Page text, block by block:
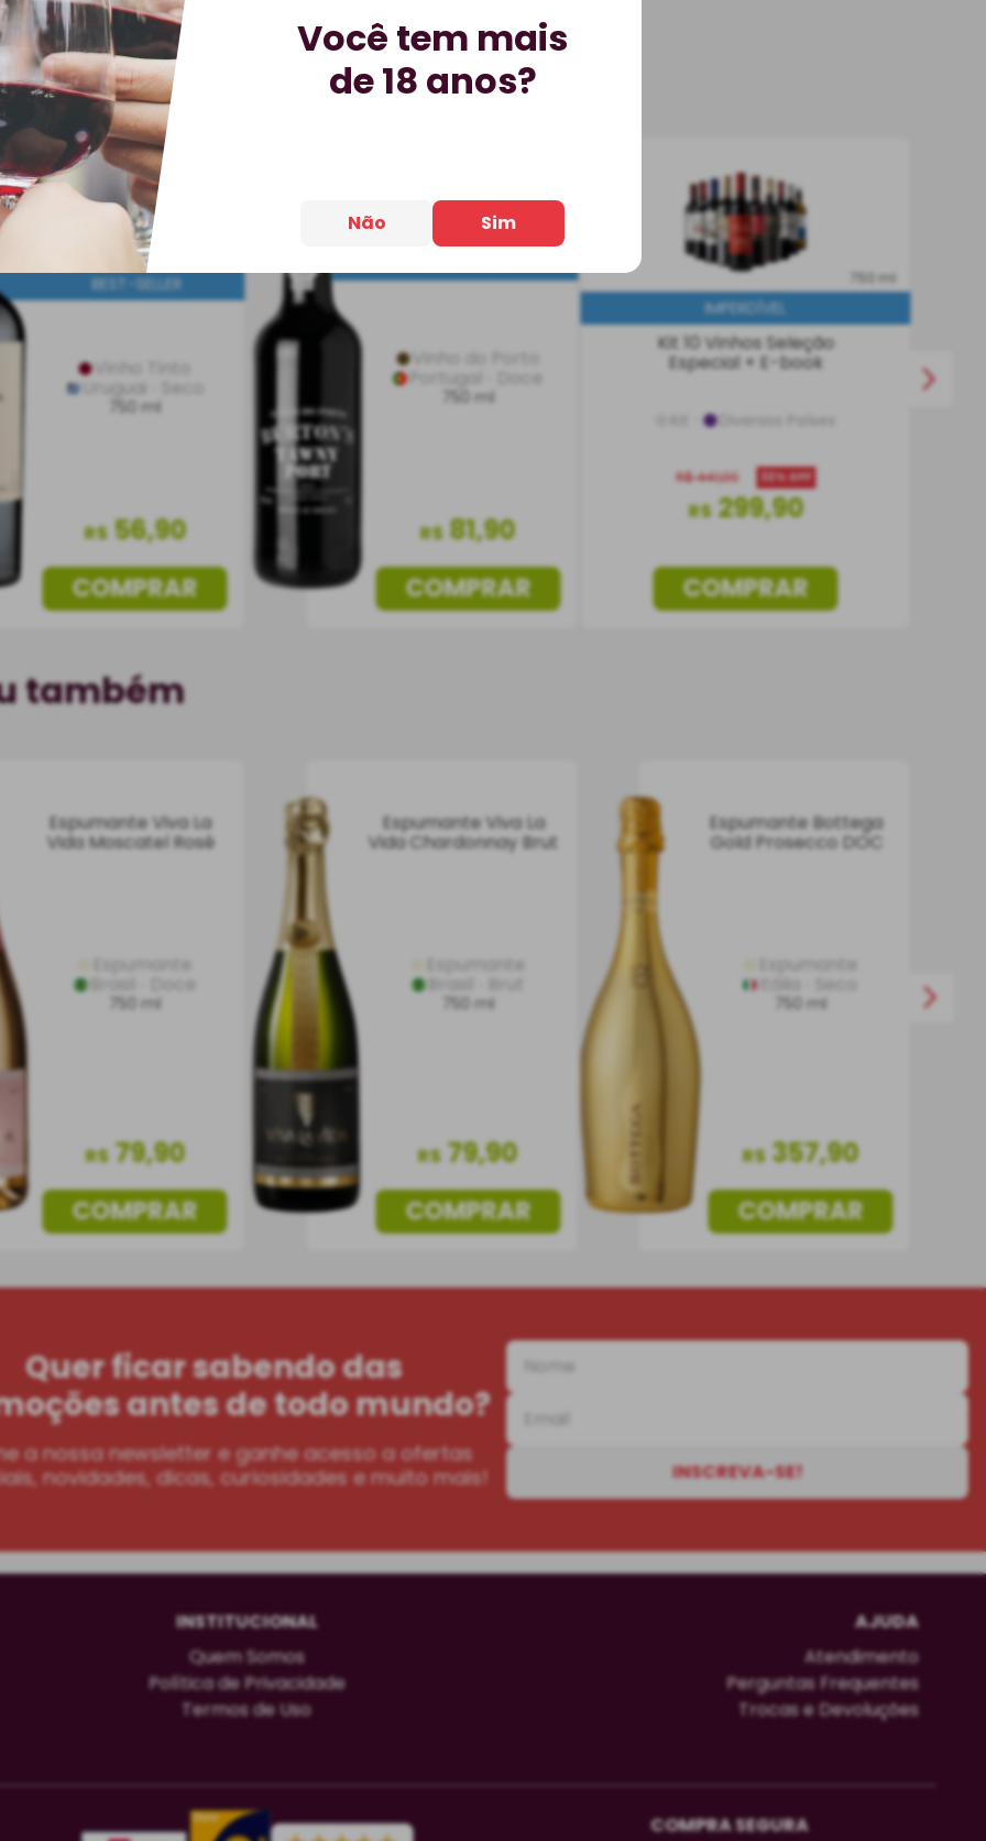
Vinho Montes
Toscanini Reserva
Familiar Tannat
BEST-SELLER
Vinho Tinto
Uruguai Seco
750 ml
R$ 56,90
COMPRAR
Vinho Porto Burton’s
Tawny
BEST-SELLER
Vinho do Porto
Portugal Doce
750 ml
R$ 81,90
COMPRAR
750 ml
BEST-SELLER
Kit 10 Vinhos Seleção
Especial + E-book
Diversos Países
R$441,00 32% OFF
R$ 299,90
COMPRAR
também
Espumante Viva La
Vida Moscatel Rosé
Espumante
Brasil Doce
750 ml
R$ 79,90
COMPRAR
Espumante Viva La
Vida Chardonnay Brut
Espumante
Brasil
750 ml
R$ 79,90
COMPRAR
Espumante Bottega
Gold Prosecco DOC
Espumante
Itália Seco
750 ml
R$ 357,90
COMPRAR
Quer ficar sabendo das
antes de todo mundo?
a nossa newsletter e ganhe acesso a ofertas
novidades, dicas, curiosidades e muito mais!
INSCREVA-SE!
INSTITUCIONAL
Quem Somos
Política de Privacidade
Termos de Uso
AJUDA
Atendimento
Perguntas Frequentes
Trocas e Devoluções
COMPRA SEGURA
Você tem mais
de 18 anos?
Não Sim